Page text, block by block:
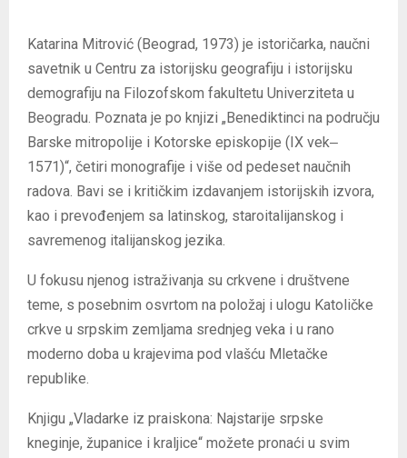
Katarina Mitrović (Beograd, 1973) je istoričarka, naučni
savetnik u Centru za istorijsku geografiju i istorijsku
demografiju na Filozofskom fakultetu Univerziteta u
Beogradu. Poznata je po knjizi „Benediktinci na području
Barske mitropolije i Kotorske episkopije (IX vek‒
1571)“, četiri monografije i više od pedeset naučnih
radova. Bavi se i kritičkim izdavanjem istorijskih izvora,
kao i prevođenjem sa latinskog, staroitalijanskog i
savremenog italijanskog jezika.
U fokusu njenog istraživanja su crkvene i društvene
teme, s posebnim osvrtom na položaj i ulogu Katoličke
crkve u srpskim zemljama srednjeg veka i u rano
moderno doba u krajevima pod vlašću Mletačke
republike.
Knjigu „Vladarke iz praiskona: Najstarije srpske
kneginje, županice i kraljice“ možete pronaći u svim